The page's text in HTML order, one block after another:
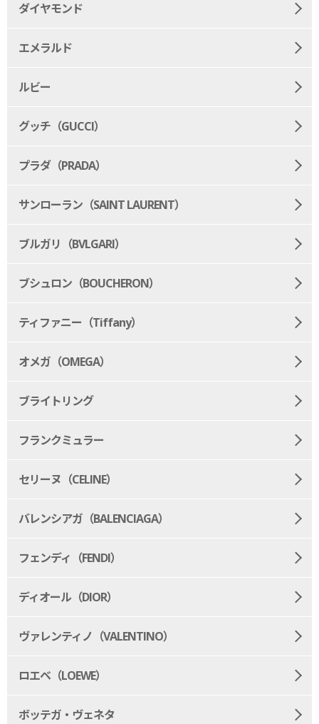
ダイヤモンド
エメラルド
ルビー
グッチ（GUCCI）
プラダ（PRADA）
サンローラン（SAINT LAURENT）
ブルガリ（BVLGARI）
ブシュロン（BOUCHERON）
ティファニー（Tiffany）
オメガ（OMEGA）
ブライトリング
フランクミュラー
セリーヌ（CELINE）
バレンシアガ（BALENCIAGA）
フェンディ（FENDI）
ディオール（DIOR）
ヴァレンティノ（VALENTINO）
ロエベ（LOEWE）
ボッテガ・ヴェネタ